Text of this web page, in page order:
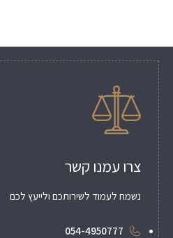
צרו עמנו קשר
נשמח לעמוד לשירותכם ולייעץ לכם
054-4950777